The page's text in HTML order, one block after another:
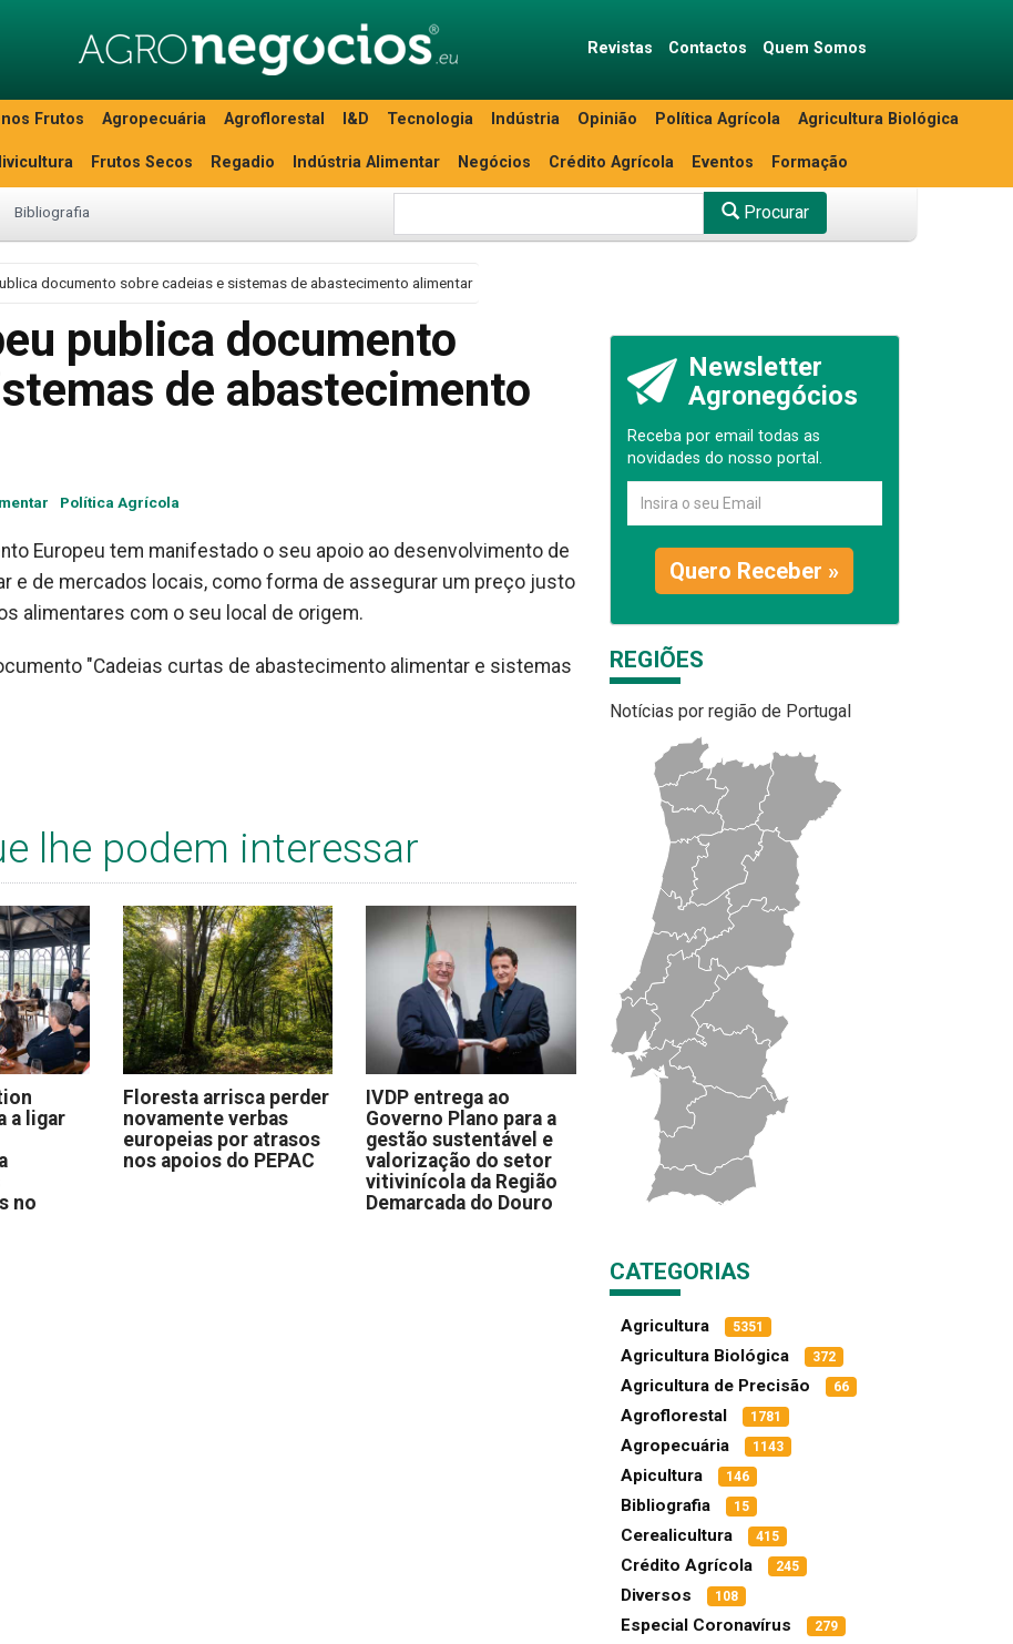
Revistas Contactos Quem Somos
Frutos Agropecuária Agroflorestal I&D Tecnologia Indústria Opinião Política Agrícola Agricultura Biológica
Frutos Secos Regadio Indústria Alimentar Negócios Crédito Agrícola Eventos Formação
Bibliografia Procurar
documento sobre cadeias e sistemas de abastecimento alimentar
publica documento
de abastecimento
Política Agrícola
Europeu tem manifestado o seu apoio ao desenvolvimento de
e de mercados locais, como forma de assegurar um preço justo
alimentares com o seu local de origem.
"Cadeias curtas de abastecimento alimentar e sistemas
lhe podem interessar
a ligar
no
Floresta arrisca perder
novamente verbas
europeias por atrasos
nos apoios do PEPAC
IVDP entrega ao
Governo Plano para a
gestão sustentável e
valorização do setor
vitivinícola da Região
Demarcada do Douro
Newsletter
Agronegócios
Receba por email todas as
novidades do nosso portal.
Quero Receber »
REGIÕES
Notícias por região de Portugal
CATEGORIAS
Agricultura 5351
Agricultura Biológica 372
Agricultura de Precisão 66
Agroflorestal 1781
Agropecuária 1143
Apicultura 146
Bibliografia 15
Cerealicultura 415
Crédito Agrícola 245
Diversos 108
Especial Coronavírus 279